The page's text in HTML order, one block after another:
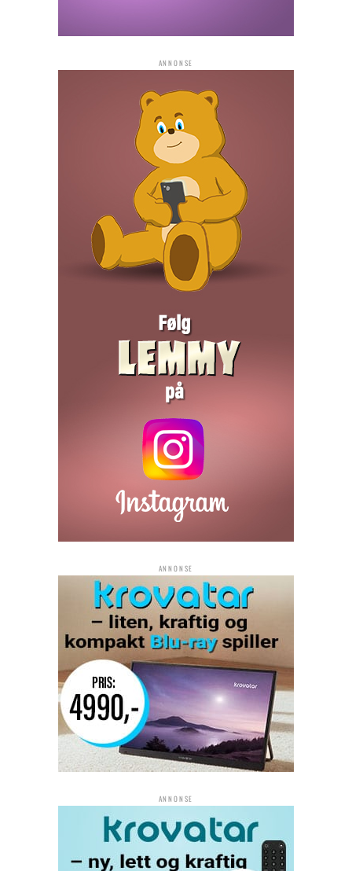
ANNONSE
ANNONSE
ANNONSE